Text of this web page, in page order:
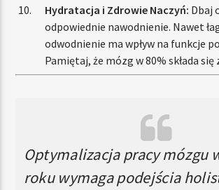
Hydratacja i Zdrowie Naczyń: Dbaj
odpowiednie nawodnienie. Nawet
odwodnienie ma wpływ na funkcje
Pamiętaj, że mózg w 80% składa się
Optymalizacja pracy mózgu
roku wymaga podejścia